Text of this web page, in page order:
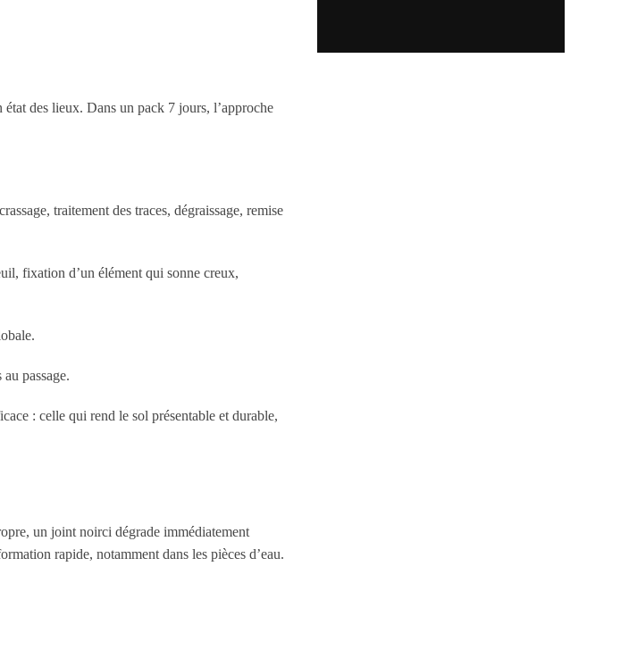
des lieux. Dans un pack 7 jours, l’approche
traitement des traces, dégraissage, remise
fixation d’un élément qui sonne creux,
passage.
: celle qui rend le sol présentable et durable,
un joint noirci dégrade immédiatement
rapide, notamment dans les pièces d’eau.